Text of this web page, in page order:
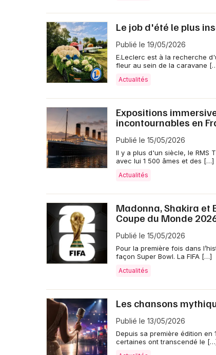
Le job d'été le plus
Publié le 19/05/2026
E.Leclerc est à la recherche
fleur au sein de la caravane
Actualités
Expositions
incontournables en
Publié le 15/05/2026
Il y a plus d'un siècle, le RMS
avec lui 1 500 âmes et des […]
Actualités
Madonna, Shakira et
Coupe du Monde
Publié le 15/05/2026
Pour la première fois dans
façon Super Bowl. La FIFA […]
Actualités
Les chansons
Publié le 13/05/2026
Depuis sa première édition en
certaines ont transcendé le